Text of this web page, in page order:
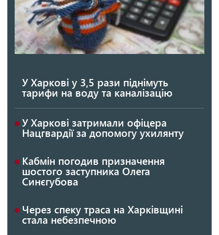
У Харкові у 3,5 рази піднімуть
тарифи на воду та каналізацію
У Харкові затримали офіцера
Нацгвардії за допомогу ухилянту
Кабмін погодив призначення
шостого заступника Олега
Синєгубова
Через спеку траса на Харківщині
стала небезпечною